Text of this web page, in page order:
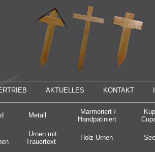
AKTUELLES KONTAKT
Metall
Marmoriert /
Handpatiniert
Urnen mit
Trauertext
Holz-Urnen